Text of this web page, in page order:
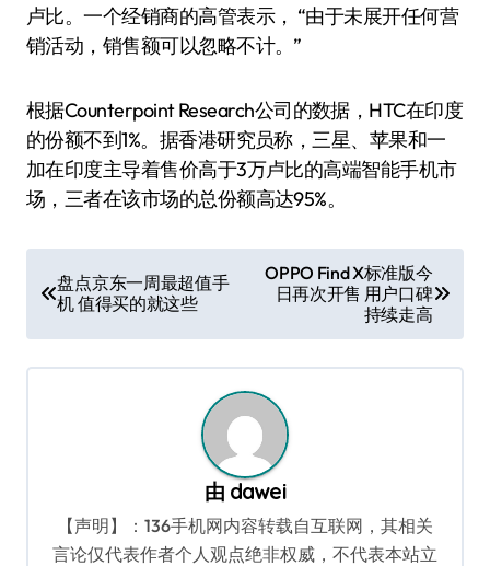
卢比。一个经销商的高管表示， “由于未展开任何营
销活动，销售额可以忽略不计。”
根据Counterpoint Research公司的数据，HTC在印度
的份额不到1%。据香港研究员称，三星、苹果和一
加在印度主导着售价高于3万卢比的高端智能手机市
场，三者在该市场的总份额高达95%。
章
导
航
盘点京东一周最超值手
机 值得买的就这些
OPPO Find X标准版今
日再次开售 用户口碑
持续走高
由 dawei
【声明】：136手机网内容转载自互联网，其相关
言论仅代表作者个人观点绝非权威，不代表本站立